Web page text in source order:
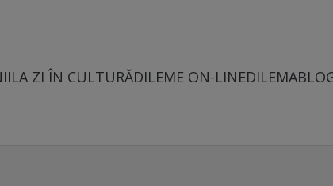
LA ZI ÎN CULTURĂDILEME ON-LINE